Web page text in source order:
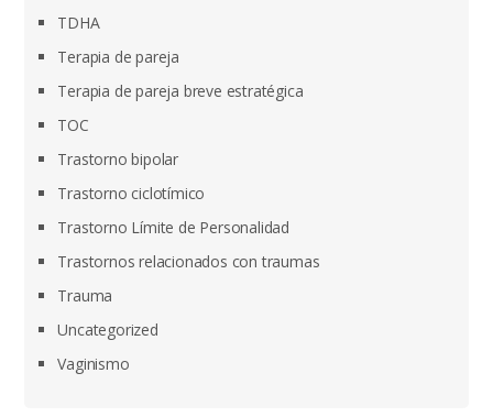
TDHA
Terapia de pareja
Terapia de pareja breve estratégica
TOC
Trastorno bipolar
Trastorno ciclotímico
Trastorno Límite de Personalidad
Trastornos relacionados con traumas
Trauma
Uncategorized
Vaginismo